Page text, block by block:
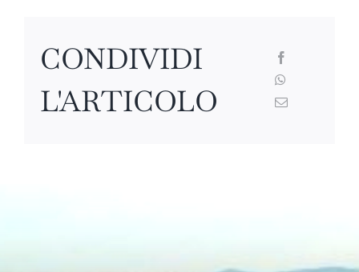
CONDIVIDI
L'ARTICOLO